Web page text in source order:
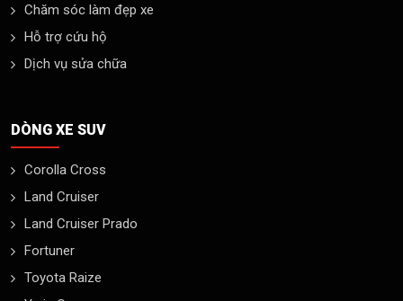
Chăm sóc làm đẹp xe
Hỗ trợ cứu hộ
Dịch vụ sửa chữa
DÒNG XE SUV
Corolla Cross
Land Cruiser
Land Cruiser Prado
Fortuner
Toyota Raize